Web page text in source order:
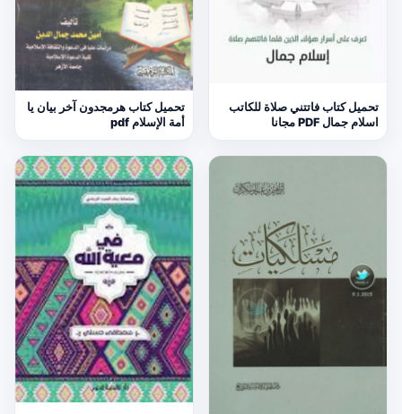
تحميل كتاب فاتتني صلاة للكاتب
اسلام جمال PDF مجانا
تحميل كتاب هرمجدون آخر بيان يا
أمة الإسلام pdf